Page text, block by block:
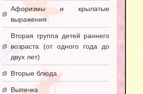
Афоризмы и крылатые
выражения
Вторая группа детей раннего
возраста (от одного года до
двух лет)
Вторые блюда
Выпечка